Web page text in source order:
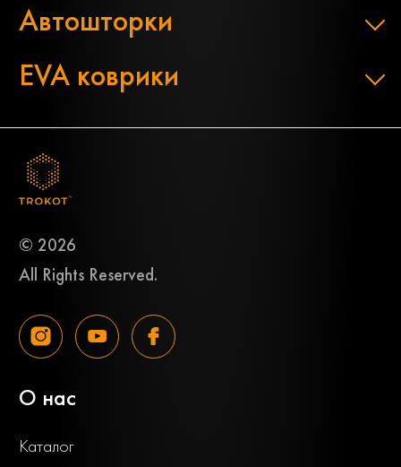
Автошторки
EVA коврики
© 2026
All Rights Reserved.
О нас
Каталог